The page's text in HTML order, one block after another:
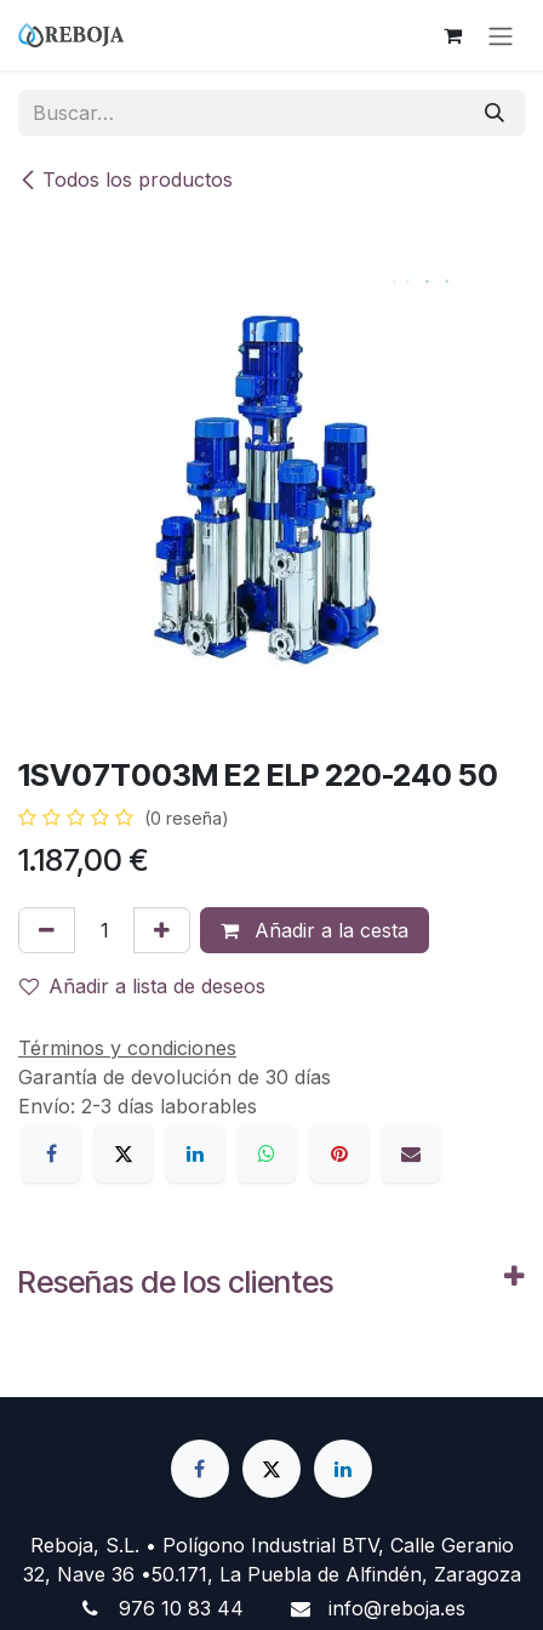
Todos los productos
1SV07T003M E2 ELP 220-240 50
(0 reseña)
1.187,00 €
Añadir a la cesta
Añadir a lista de deseos
Términos y condiciones
Garantía de devolución de 30 días
Envío: 2-3 días laborables
Reseñas de los clientes
Reboja, S.L. • Polígono Industrial BTV, Calle Geranio
32, Nave 36 •50.171, La Puebla de Alfindén, Zaragoza
976 10 83 44
info@reboja.es